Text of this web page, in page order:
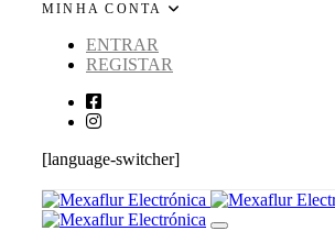
MINHA CONTA
ENTRAR
REGISTAR
[language-switcher]
Toggle navigation